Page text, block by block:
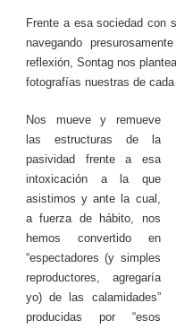
Frente a esa sociedad con
navegando
reflexión, Sontag nos
fotografías nuestras de
Nos mueve y remueve
las estructuras de la
pasividad frente a esa
intoxicación a la que
asistimos y ante la cual,
a fuerza de hábito, nos
hemos convertido en
“espectadores (y simples
reproductores, agregaría
yo) de las calamidades”
producidas por “esos